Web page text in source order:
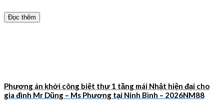
Đọc thêm
Phương án khởi công biệt thự 1 tầng mái Nhật hiện đại cho
gia đình Mr Dũng – Ms Phương tại Ninh Bình – 2026NM88